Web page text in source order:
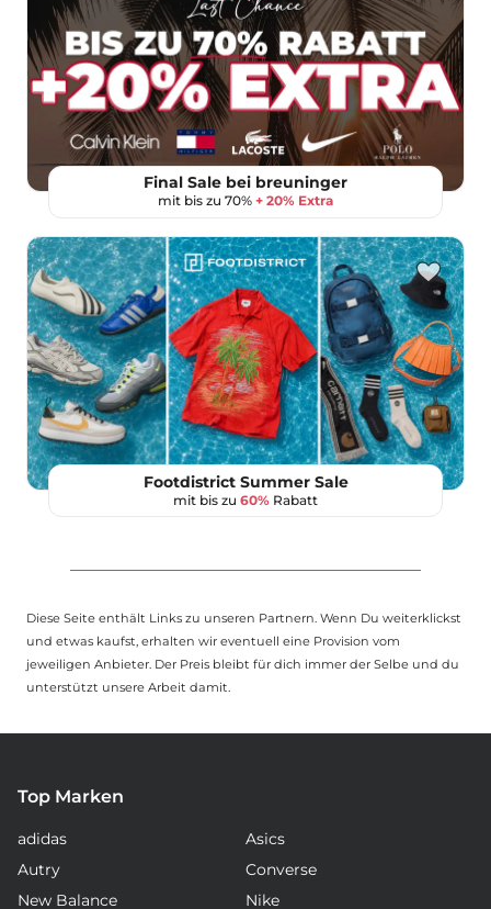
Final Sale bei breuninger
mit bis zu 70% + 20% Extra
Footdistrict Summer Sale
mit bis zu 60% Rabatt
Diese Seite enthält Links zu unseren Partnern. Wenn Du weiterklickst
und etwas kaufst, erhalten wir eventuell eine Provision vom
jeweiligen Anbieter. Der Preis bleibt für dich immer der Selbe und du
unterstützt unsere Arbeit damit.
Top Marken
adidas
Asics
Autry
Converse
New Balance
Nike